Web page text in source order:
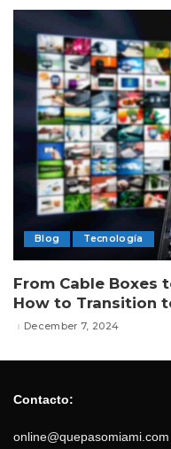
Blog Tecnología
From Cable Boxes
How to Transition
December 7, 2024
Contacto:
online@quepasomiami.com